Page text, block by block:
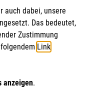
auch dabei, unsere
Das bedeutet,
Zustimmung
Link
anzeigen.